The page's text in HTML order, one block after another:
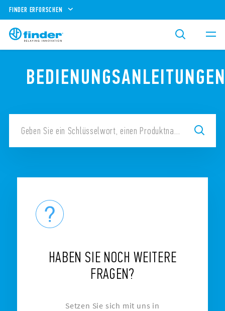
FINDER ERFORSCHEN
HABEN SIE NOCH WEITERE
FRAGEN?
Setzen Sie sich mit uns in